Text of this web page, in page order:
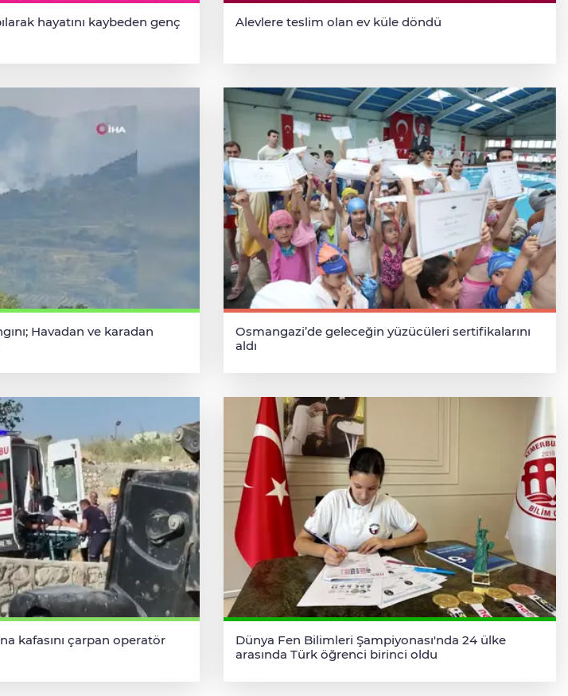
hayatını kaybeden genç
Alevlere teslim olan ev küle döndü
Havadan ve karadan
Osmangazi’de geleceğin yüzücüleri sertifikalarını
aldı
kafasını çarpan operatör
Dünya Fen Bilimleri Şampiyonası'nda 24 ülke
arasında Türk öğrenci birinci oldu